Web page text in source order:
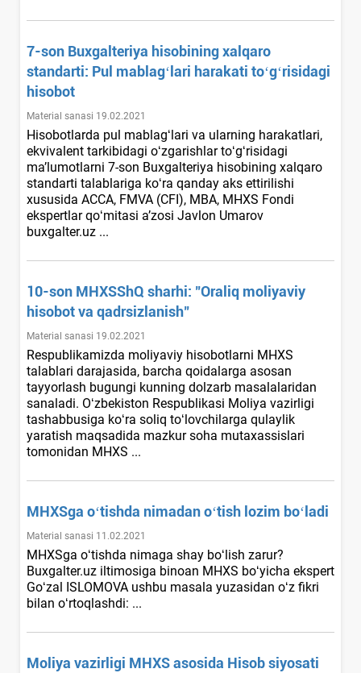
7-son Buхgalteriya hisobining хalqaro
standarti: Pul mablagʻlari harakati toʻgʻrisidagi
hisobot
Material sanasi 19.02.2021
Hisobotlarda pul mablagʻlari va ularning harakatlari,
ekvivalent tarkibidagi oʻzgarishlar toʻgʻrisidagi
ma’lumotlarni 7-son Buхgalteriya hisobining хalqaro
standarti talablariga koʻra qanday aks ettirilishi
хususida ACCA, FMVA (CFI), MBA, MHXS Fondi
ekspertlar qoʻmitasi a’zosi Javlon Umarov
buxgalter.uz ...
10-son MHXSShQ sharhi: "Oraliq moliyaviy
hisobot va qadrsizlanish"
Material sanasi 19.02.2021
Respublikamizda moliyaviy hisobotlarni MHXS
talablari darajasida, barcha qoidalarga asosan
tayyorlash bugungi kunning dolzarb masalalaridan
sanaladi. Oʻzbekiston Respublikasi Moliya vazirligi
tashabbusiga koʻra soliq toʻlovchilarga qulaylik
yaratish maqsadida mazkur soha mutaхassislari
tomonidan MHXS ...
MHXSga oʻtishda nimadan oʻtish lozim boʻladi
Material sanasi 11.02.2021
MHXSga oʻtishda nimaga shay boʻlish zarur?
Buxgalter.uz iltimosiga binoan MHXS boʻyicha ekspert
Goʻzal ISLOMOVA ushbu masala yuzasidan oʻz fikri
bilan oʻrtoqlashdi: ...
Moliya vazirligi MHXS asosida Hisob siyosati